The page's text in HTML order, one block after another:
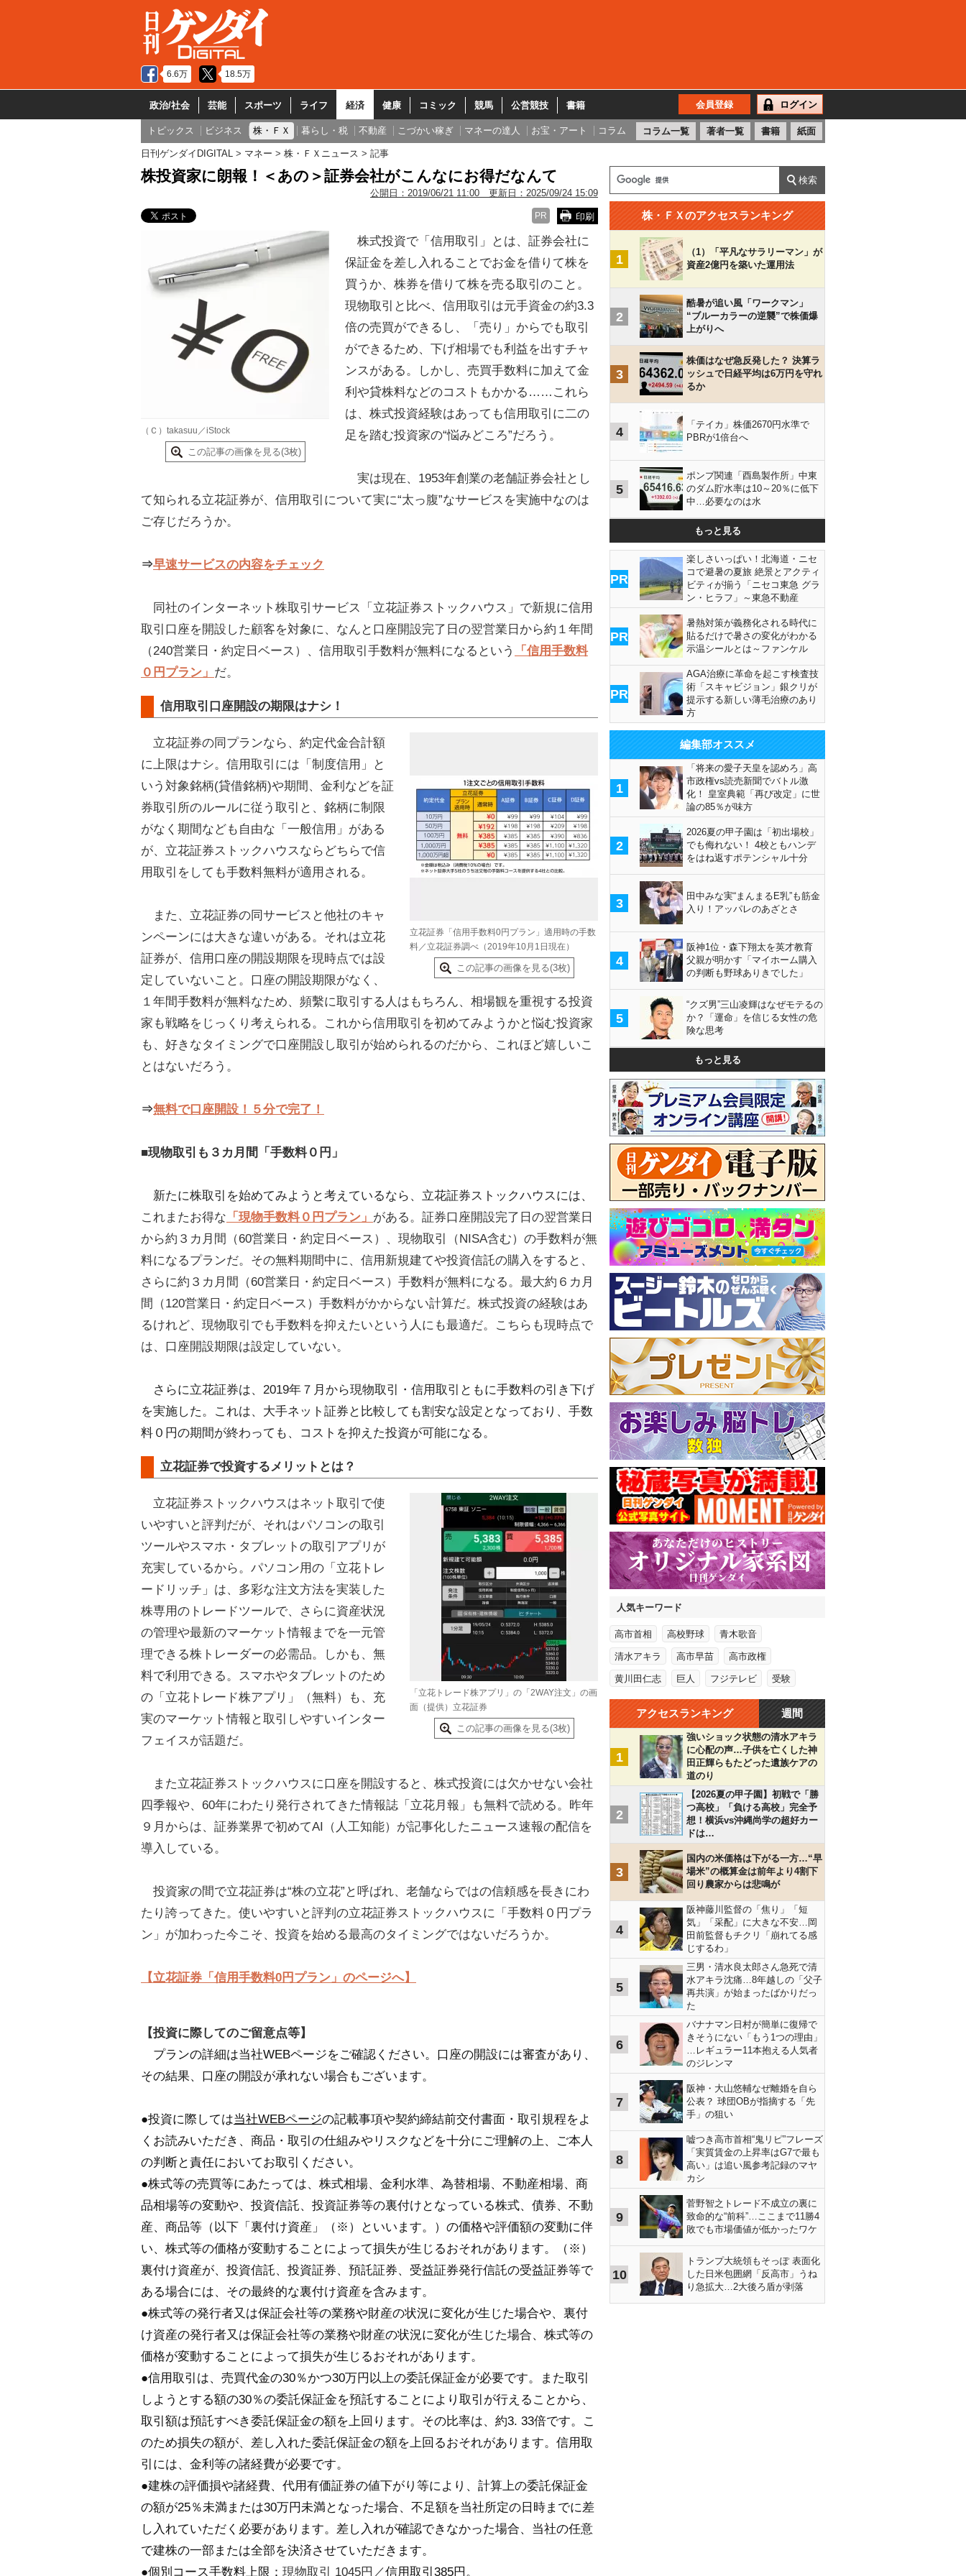
6.6万 18.5万
政治/社会 芸能 スポーツ ライフ 経済 健康 コミック 競馬 公営競技 書籍 会員登録 ログイン
トピックス ビジネス 株・ＦＸ 暮らし・税 不動産 こづかい稼ぎ マネーの達人 お宝・アート コラム コラム一覧 著者一覧 書籍 紙面
日刊ゲンダイDIGITAL マネー 株・ＦＸニュース 記事
株投資家に朗報！＜あの＞証券会社がこんなにお得だなんて
公開日： 2019/06/21 11:00 更新日： 2025/09/24 15:09
印刷
PR
（Ｃ）takasuu／iStock
この記事の画像を見る(3枚)
株式投資で「信用取引」とは、証券会社に
保証金を差し入れることでお金を借りて株を
買うか、株券を借りて株を売る取引のこと。
現物取引と比べ、信用取引は元手資金の約3.3
倍の売買ができるし、「売り」からでも取引
ができるため、下げ相場でも利益を出すチャ
ンスがある。しかし、売買手数料に加えて金
利や貸株料などのコストもかかる……これら
は、株式投資経験はあっても信用取引に二の
足を踏む投資家の“悩みどころ”だろう。
実は現在、1953年創業の老舗証券会社とし
て知られる立花証券が、信用取引について実に“太っ腹”なサービスを実施中なのは
ご存じだろうか。
⇒早速サービスの内容をチェック
同社のインターネット株取引サービス「立花証券ストックハウス」で新規に信用
取引口座を開設した顧客を対象に、なんと口座開設完了日の翌営業日から約１年間
（240営業日・約定日ベース）、信用取引手数料が無料になるという
「信用手数料
０円プラン」 だ。
信用取引口座開設の期限はナシ！
立花証券「信用手数料0円プラン」適用時の手数
料／立花証券調べ（2019年10月1日現在）
この記事の画像を見る(3枚)
立花証券の同プランなら、約定代金合計額
に上限はナシ。信用取引には「制度信用」と
いう対象銘柄(貸借銘柄)や期間、金利などを証
券取引所のルールに従う取引と、銘柄に制限
がなく期間なども自由な「一般信用」がある
が、立花証券ストックハウスならどちらで信
用取引をしても手数料無料が適用される。
また、立花証券の同サービスと他社のキャ
ンペーンには大きな違いがある。それは立花
証券が、信用口座の開設期限を現時点では設
定していないこと。口座の開設期限がなく、
１年間手数料が無料なため、頻繫に取引する人はもちろん、相場観を重視する投資
家も戦略をじっくり考えられる。これから信用取引を初めてみようかと悩む投資家
も、好きなタイミングで口座開設し取引が始められるのだから、これほど嬉しいこ
とはないだろう。
⇒無料で口座開設！５分で完了！
■現物取引も３カ月間「手数料０円」
新たに株取引を始めてみようと考えているなら、立花証券ストックハウスには、
これまたお得な 「現物手数料０円プラン」 がある。証券口座開設完了日の翌営業日
から約３カ月間（60営業日・約定日ベース）、現物取引（NISA含む）の手数料が無
料になるプランだ。その無料期間中に、信用新規建てや投資信託の購入をすると、
さらに約３カ月間（60営業日・約定日ベース）手数料が無料になる。最大約６カ月
間（120営業日・約定日ベース）手数料がかからない計算だ。株式投資の経験はあ
るけれど、現物取引でも手数料を抑えたいという人にも最適だ。こちらも現時点で
は、口座開設期限は設定していない。
さらに立花証券は、2019年７月から現物取引・信用取引ともに手数料の引き下げ
を実施した。これは、大手ネット証券と比較しても割安な設定となっており、手数
料０円の期間が終わっても、コストを抑えた投資が可能になる。
立花証券で投資するメリットとは？
「立花トレード株アプリ」の「2WAY注文」の画
面（提供）立花証券
この記事の画像を見る(3枚)
立花証券ストックハウスはネット取引で使
いやすいと評判だが、それはパソコンの取引
ツールやスマホ・タブレットの取引アプリが
充実しているから。パソコン用の「立花トレ
ードリッチ」は、多彩な注文方法を実装した
株専用のトレードツールで、さらに資産状況
の管理や最新のマーケット情報までを一元管
理できる株トレーダーの必需品。しかも、無
料で利用できる。スマホやタブレットのため
の「立花トレード株アプリ」（無料）も、充
実のマーケット情報と取引しやすいインター
フェイスが話題だ。
また立花証券ストックハウスに口座を開設すると、株式投資には欠かせない会社
四季報や、60年にわたり発行されてきた情報誌「立花月報」も無料で読める。昨年
９月からは、証券業界で初めてAI（人工知能）が記事化したニュース速報の配信を
導入している。
投資家の間で立花証券は“株の立花”と呼ばれ、老舗ならではの信頼感を長きにわ
たり誇ってきた。使いやすいと評判の立花証券ストックハウスに「手数料０円プラ
ン」が加わった今こそ、投資を始める最高のタイミングではないだろうか。
【立花証券「信用手数料0円プラン」のページへ】
【投資に際してのご留意点等】
プランの詳細は当社WEBページをご確認ください。口座の開設には審査があり、
その結果、口座の開設が承れない場合もございます。
●投資に際しては当社WEBページの記載事項や契約締結前交付書面・取引規程をよ
くお読みいただき、商品・取引の仕組みやリスクなどを十分にご理解の上、ご本人
の判断と責任においてお取引ください。
●株式等の売買等にあたっては、株式相場、金利水準、為替相場、不動産相場、商
品相場等の変動や、投資信託、投資証券等の裏付けとなっている株式、債券、不動
産、商品等（以下「裏付け資産」（※）といいます。）の価格や評価額の変動に伴
い、株式等の価格が変動することによって損失が生じるおそれがあります。（※）
裏付け資産が、投資信託、投資証券、預託証券、受益証券発行信託の受益証券等で
ある場合には、その最終的な裏付け資産を含みます。
●株式等の発行者又は保証会社等の業務や財産の状況に変化が生じた場合や、裏付
け資産の発行者又は保証会社等の業務や財産の状況に変化が生じた場合、株式等の
価格が変動することによって損失が生じるおそれがあります。
●信用取引は、売買代金の30％かつ30万円以上の委託保証金が必要です。また取引
しようとする額の30％の委託保証金を預託することにより取引が行えることから、
取引額は預託すべき委託保証金の額を上回ります。その比率は、約3. 33倍です。こ
のため損失の額が、差し入れた委託保証金の額を上回るおそれがあります。信用取
引には、金利等の諸経費が必要です。
●建株の評価損や諸経費、代用有価証券の値下がり等により、計算上の委託保証金
の額が25％未満または30万円未満となった場合、不足額を当社所定の日時までに差
し入れていただく必要があります。差し入れが確認できなかった場合、当社の任意
で建株の一部または全部を決済させていただきます。
●個別コース手数料上限： 現物取引 1045円／信用取引385円。
株・ＦＸのアクセスランキング
1
（1）「平凡なサラリーマン」が
資産2億円を築いた運用法
2
酷暑が追い風「ワークマン」
“ブルーカラーの逆襲”で株価爆
上がりへ
3
株価はなぜ急反発した？ 決算ラ
ッシュで日経平均は6万円を守れ
るか
4
「テイカ」株価2670円水準で
PBRが1倍台へ
5
ポンプ関連「酉島製作所」中東
のダム貯水率は10～20％に低下
中…必要なのは水
もっと見る
PR
楽しさいっぱい！北海道・ニセ
コで避暑の夏旅 絶景とアクティ
ビティが揃う「ニセコ東急 グラ
ン・ヒラフ」～東急不動産
PR
暑熱対策が義務化される時代に
貼るだけで暑さの変化がわかる
示温シールとは～ファンケル
PR
AGA治療に革命を起こす検査技
術「スキャビジョン」銀クリが
提示する新しい薄毛治療のあり
方
編集部オススメ
1
「将来の愛子天皇を認めろ」高
市政権vs読売新聞でバトル激
化！ 皇室典範「再び改定」に世
論の85％が味方
2
2026夏の甲子園は「初出場校」
でも侮れない！ 4校ともハンデ
をはね返すポテンシャル十分
3
田中みな実“まんまるE乳”も筋金
入り！アッパレのあざとさ
4
阪神1位・森下翔太を英才教育
父親が明かす「マイホーム購入
の判断も野球ありきでした」
5
“クズ男”三山凌輝はなぜモテるの
か？「運命」を信じる女性の危
険な思考
もっと見る
人気キーワード
高市首相 高校野球 青木歌音
清水アキラ 高市早苗 高市政権
黄川田仁志 巨人 フジテレビ 受験
アクセスランキング 週間
1
強いショック状態の清水アキラ
に心配の声…子供を亡くした神
田正輝らもたどった遺族ケアの
道のり
2
【2026夏の甲子園】初戦で「勝
つ高校」「負ける高校」完全予
想！横浜vs沖縄尚学の超好カー
ドは…
3
国内の米価格は下がる一方…“早
場米”の概算金は前年より4割下
回り農家からは悲鳴が
4
阪神藤川監督の「焦り」「短
気」「采配」に大きな不安…岡
田前監督もチクリ「崩れてる感
じするわ」
5
三男・清水良太郎さん急死で清
水アキラ沈痛…8年越しの「父子
再共演」が始まったばかりだっ
た
6
バナナマン日村が簡単に復帰で
きそうにない「もう1つの理由」
…レギュラー11本抱える人気者
のジレンマ
7
阪神・大山悠輔なぜ離婚を自ら
公表？ 球団OBが指摘する「先
手」の狙い
8
嘘つき高市首相“鬼リピ”フレーズ
「実質賃金の上昇率はG7で最も
高い」は追い風参考記録のマヤ
カシ
9
菅野智之トレード不成立の裏に
致命的な“前科”…ここまで11勝4
敗でも市場価値が低かったワケ
10
トランプ大統領もそっぽ 表面化
した日米包囲網「反高市」うね
り急拡大…2大後ろ盾が剥落